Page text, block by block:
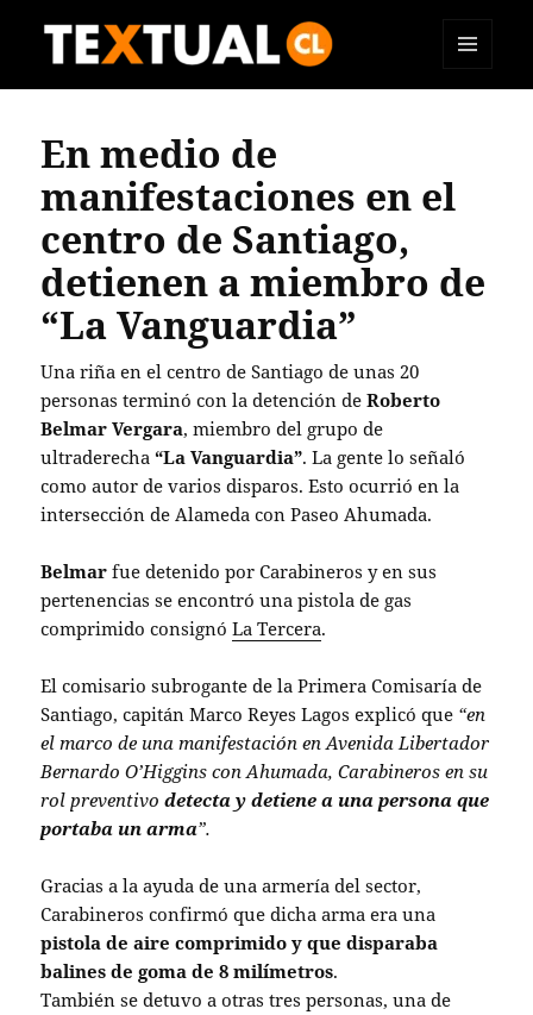
En medio de
manifestaciones en el
centro de Santiago,
detienen a miembro de
“La Vanguardia”
Una riña en el centro de Santiago de unas 20
personas terminó con la detención deRoberto
Belmar Vergara, miembro del grupo de
ultraderecha“La Vanguardia”. La gente lo señaló
como autor de varios disparos. Esto ocurrió en la
intersección de Alameda con Paseo Ahumada.
Belmar fue detenido por Carabineros y en sus
pertenencias se encontró una pistola de gas
comprimido consignóLa Tercera.
El comisario subrogante de la Primera Comisaría de
Santiago, capitán Marco Reyes Lagos explicó que “en
el marco de una manifestación en Avenida Libertador
Bernardo O’Higgins con Ahumada, Carabineros en su
rol preventivodetecta y detiene a una persona que
portaba un arma”.
Gracias a la ayuda de una armería del sector,
Carabineros confirmó que dicha arma era una
pistola de aire comprimido y que disparaba
balines de goma de 8 milímetros.
También se detuvo a otras tres personas, una de